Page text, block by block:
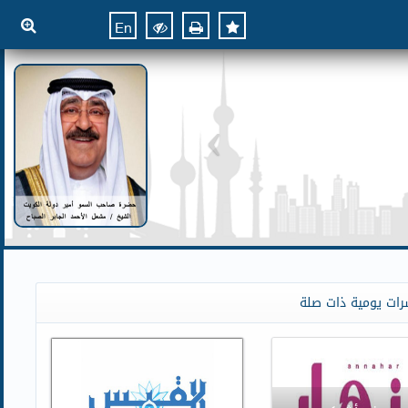
En
يومية ذات صلة